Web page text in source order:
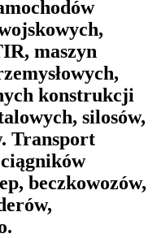
maszyn
konstrukcji
silosów,
Transport
beczkowozów,